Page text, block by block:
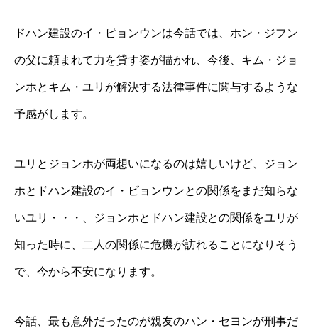
ドハン建設のイ・ピョンウンは今話では、ホン・ジフン
の父に頼まれて力を貸す姿が描かれ、今後、キム・ジョ
ンホとキム・ユリが解決する法律事件に関与するような
予感がします。
ユリとジョンホが両想いになるのは嬉しいけど、ジョン
ホとドハン建設のイ・ビョンウンとの関係をまだ知らな
いユリ・・・、ジョンホとドハン建設との関係をユリが
知った時に、二人の関係に危機が訪れることになりそう
で、今から不安になります。
今話、最も意外だったのが親友のハン・セヨンが刑事だ